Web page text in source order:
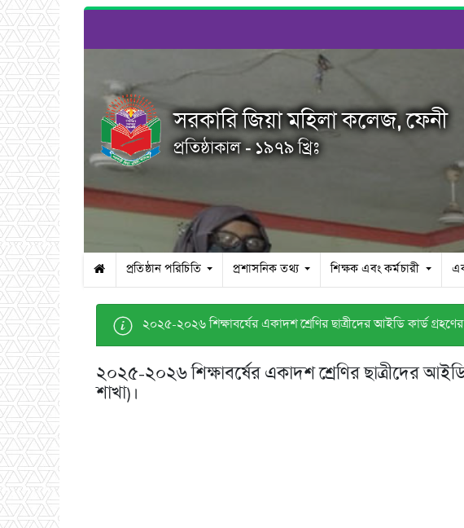
সরকারি জিয়া মহিলা কলেজ, ফেনী
প্রতিষ্ঠাকাল - ১৯৭৯ খ্রিঃ
প্রতিষ্ঠান পরিচিতি প্রশাসনিক তথ্য শিক্ষক এবং কর্মচারী
২০২৫-২০২৬ শিক্ষাবর্ষের একাদশ শ্রেণির ছাত্রীদের আইডি কার্ড গ্রহণের
২০২৫-২০২৬ শিক্ষাবর্ষের একাদশ শ্রেণির ছাত্রীদের আইডি
শাখা)।